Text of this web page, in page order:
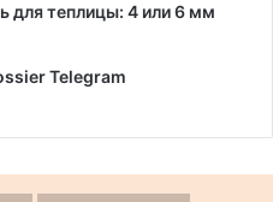
для теплицы: 4 или 6 мм
Telegram